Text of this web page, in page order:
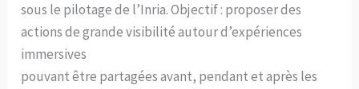
sous le pilotage de l’Inria. Objectif : proposer des
actions de grande visibilité autour d’expériences
immersives
pouvant être partagées avant, pendant et après les